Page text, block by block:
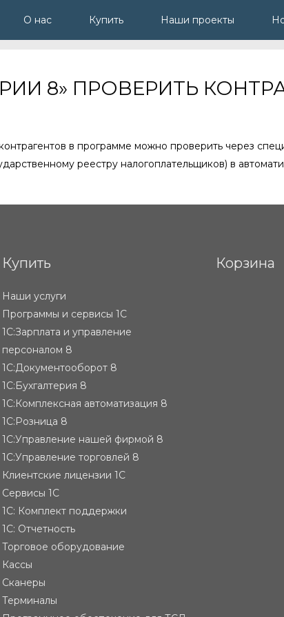
О нас Купить Наши проекты
8» ПРОВЕРИТЬ
в программе можно проверить через
реестру налогоплательщиков) в
Купить
Наши услуги
Программы и сервисы 1С
1С:Зарплата и управление
персоналом 8
1С:Документооборот 8
1С:Бухгалтерия 8
1С:Комплексная автоматизация 8
1С:Розница 8
1С:Управление нашей фирмой 8
1С:Управление торговлей 8
Клиентские лицензии 1С
Сервисы 1С
1С: Комплект поддержки
1С: Отчетность
Торговое оборудование
Кассы
Сканеры
Терминалы
Корзина